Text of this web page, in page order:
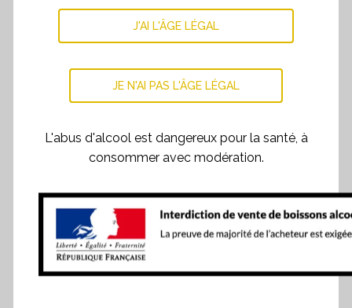
Une bouteille de Château Mazeyres 2022
Une bouteille de Château Mazeyres 2023
travail sur différent millésimes.
PRODUITS SIMILAIRES
Château Mazeyres 2022
270,00€
J'AI L'ÂGE LÉGAL
JE N'AI PAS L'ÂGE LÉGAL
L'abus d'alcool est dangereux pour la santé, à
consommer avec modération.